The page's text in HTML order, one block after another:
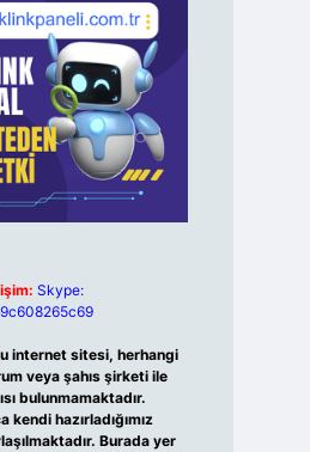
Skype:
internet sitesi, herhangi
veya şahıs şirketi ile
bulunmamaktadır.
kendi hazırladığımız
Burada yer